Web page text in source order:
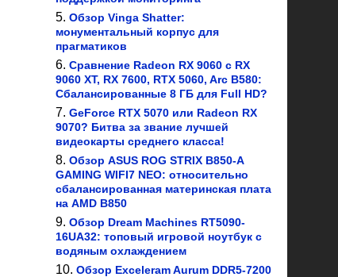
Обзор Vinga Shatter:
монументальный корпус для
прагматиков
Сравнение Radeon RX 9060 с RX
9060 XT, RX 7600, RTX 5060, Arc B580:
Сбалансированные 8 ГБ для Full HD?
GeForce RTX 5070 или Radeon RX
9070? Битва за звание лучшей
видеокарты среднего класса!
Обзор ASUS ROG STRIX B850-A
GAMING WIFI7 NEO: относительно
сбалансированная материнская плата
на AMD B850
Обзор Dream Machines RT5090-
16UA32: топовый игровой ноутбук с
водяным охлаждением
Обзор Exceleram Aurum DDR5-7200